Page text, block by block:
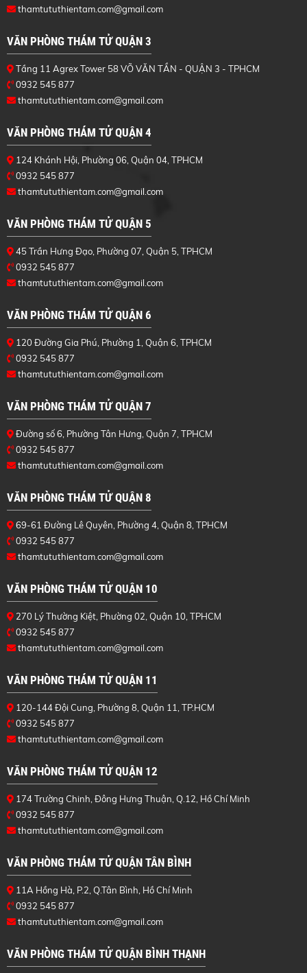
thamtututhientam.com@gmail.com
VĂN PHÒNG THÁM TỬ QUẬN 3
Tầng 11 Agrex Tower 58 VÕ VĂN TẦN - QUẬN 3 - TPHCM
0932 545 877
thamtututhientam.com@gmail.com
VĂN PHÒNG THÁM TỬ QUẬN 4
124 Khánh Hội, Phường 06, Quận 04, TPHCM
0932 545 877
thamtututhientam.com@gmail.com
VĂN PHÒNG THÁM TỬ QUẬN 5
45 Trần Hưng Đạo, Phường 07, Quận 5, TPHCM
0932 545 877
thamtututhientam.com@gmail.com
VĂN PHÒNG THÁM TỬ QUẬN 6
120 Đường Gia Phú, Phường 1, Quận 6, TPHCM
0932 545 877
thamtututhientam.com@gmail.com
VĂN PHÒNG THÁM TỬ QUẬN 7
Đường số 6, Phường Tân Hưng, Quận 7, TPHCM
0932 545 877
thamtututhientam.com@gmail.com
VĂN PHÒNG THÁM TỬ QUẬN 8
69-61 Đường Lê Quyên, Phường 4, Quận 8, TPHCM
0932 545 877
thamtututhientam.com@gmail.com
VĂN PHÒNG THÁM TỬ QUẬN 10
270 Lý Thường Kiệt, Phường 02, Quận 10, TPHCM
0932 545 877
thamtututhientam.com@gmail.com
VĂN PHÒNG THÁM TỬ QUẬN 11
120-144 Đội Cung, Phường 8, Quận 11, TP.HCM
0932 545 877
thamtututhientam.com@gmail.com
VĂN PHÒNG THÁM TỬ QUẬN 12
174 Trường Chinh, Đông Hưng Thuận, Q.12, Hồ Chí Minh
0932 545 877
thamtututhientam.com@gmail.com
VĂN PHÒNG THÁM TỬ QUẬN TÂN BÌNH
11A Hồng Hà, P.2, Q.Tân Bình, Hồ Chí Minh
0932 545 877
thamtututhientam.com@gmail.com
VĂN PHÒNG THÁM TỬ QUẬN BÌNH THẠNH